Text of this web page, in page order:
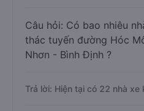
Câu hỏi: Có bao nhiêu
thác tuyến đường Hóc
Nhơn - Bình Định ?
Trả lời: Hiện tại có 22 nhà